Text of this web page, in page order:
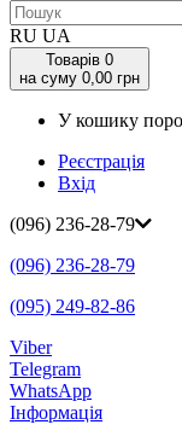
RU UA
Товарів 0
на суму 0,00 грн
У кошику
Реєстрація
Вхід
(096) 236-28-79
(096) 236-28-79
(095) 249-82-86
Viber
Telegram
WhatsApp
Інформація